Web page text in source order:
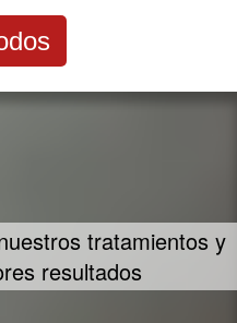
tratamientos y
resultados